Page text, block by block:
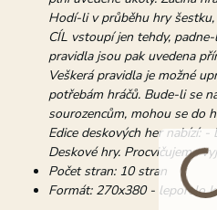
Hodí-li v průběhu hry
CÍL vstoupí jen tehdy,
pravidla jsou pak uvedena
Veškerá pravidla je možné
potřebám hráčů. Bude-li se
sourozencům, mohou se do
Edice deskových her nabízí:
Deskové hry. Procvičujeme
Počet stran: 10 stran
Formát: 270x380 - leporelo